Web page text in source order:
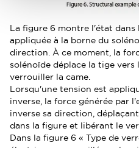
La figure 6 montre l'état dans
appliquée à la borne du
direction. À ce moment, la
solénoïde déplace la tige
verrouiller la came.
Lorsqu'une tension est
inverse, la force générée par
inverse sa direction,
dans la figure et libérant le
Dans la figure 6 « Type de